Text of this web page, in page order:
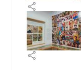
share
share